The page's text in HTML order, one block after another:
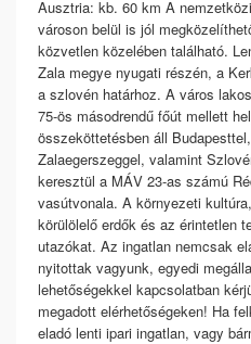
Ausztria: kb. 60 km A
városon belül is jól
közvetlen közelében található.
Zala megye nyugati részén, a
a szlovén határhoz. A város
75-ös másodrendű főút mellett
összeköttetésben áll
Zalaegerszeggel, valamint
keresztül a MÁV 23-as számú
vasútvonala. A környezeti
körülölelő erdők és az érintetlen
utazókat. Az ingatlan nemcsak
nyitottak vagyunk, egyedi
lehetőségekkel kapcsolatban
megadott elérhetőségeken! Ha
eladó lenti ipari ingatlan, vagy